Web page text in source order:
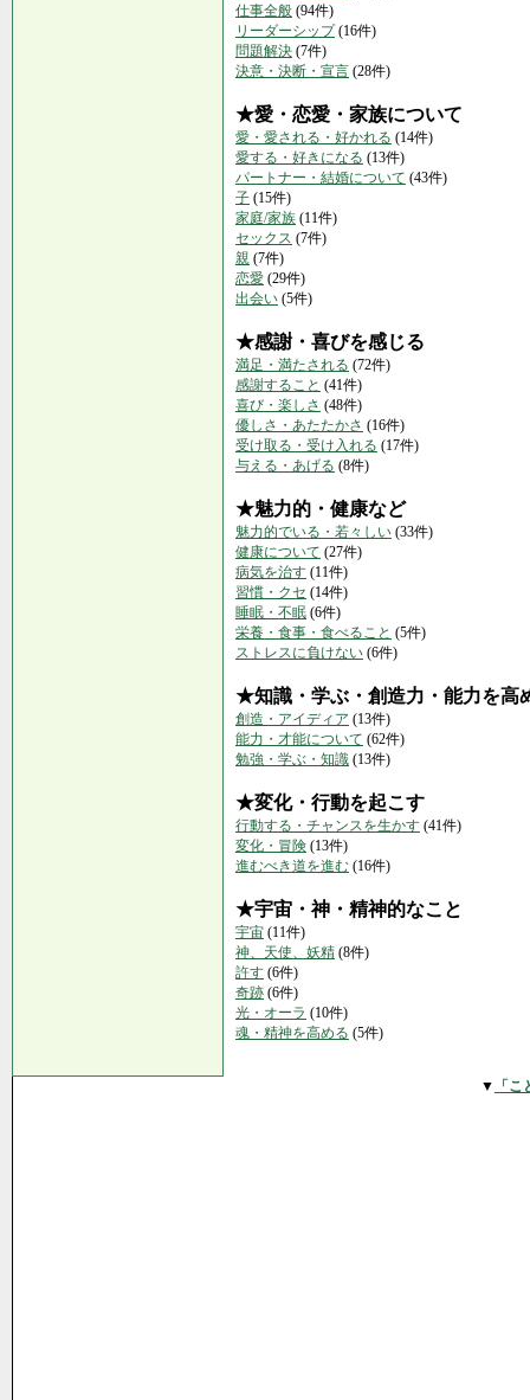
仕事全般 (94件)
リーダーシップ(16件)
問題解決 (7件)
決意・決断・宣言 (28件)
★愛・恋愛・家族について
愛・愛される・好かれる (14件)
愛する・好きになる (13件)
パートナー・結婚について (43件)
子 (15件)
家庭/家族 (11件)
セックス (7件)
親 (7件)
恋愛 (29件)
出会い (5件)
★感謝・喜びを感じる
満足・満たされる (72件)
感謝すること (41件)
喜び・楽しさ (48件)
優しさ・あたたかさ (16件)
受け取る・受け入れる (17件)
与える・あげる (8件)
★魅力的・健康など
魅力的でいる・若々しい (33件)
健康について (27件)
病気を治す (11件)
習慣・クセ (14件)
睡眠・不眠 (6件)
栄養・食事・食べること (5件)
ストレスに負けない (6件)
★知識・学ぶ・創造力・能力を高
創造・アイディア (13件)
能力・才能について (62件)
勉強・学ぶ・知識 (13件)
★変化・行動を起こす
行動する・チャンスを生かす (41件)
変化・冒険 (13件)
進むべき道を進む (16件)
★宇宙・神・精神的なこと
宇宙 (11件)
神、天使、妖精 (8件)
許す (6件)
奇跡 (6件)
光・オーラ (10件)
魂・精神を高める (5件)
▼ 「